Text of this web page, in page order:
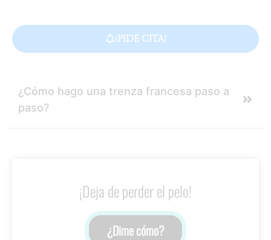
¡PIDE CITA!
¿Cómo hago una trenza francesa paso a
paso?
¡Deja de perder el pelo!
¿Dime cómo?